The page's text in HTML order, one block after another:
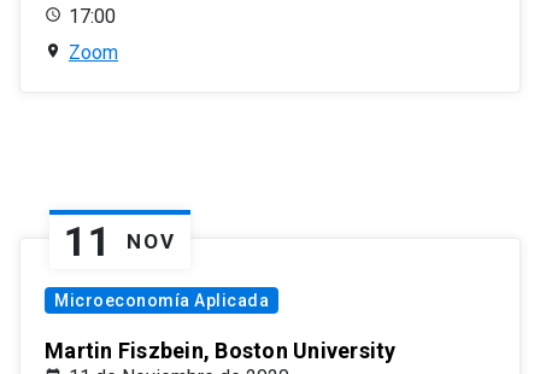
17:00
Zoom
11 NOV
Microeconomía Aplicada
Martin Fiszbein, Boston University